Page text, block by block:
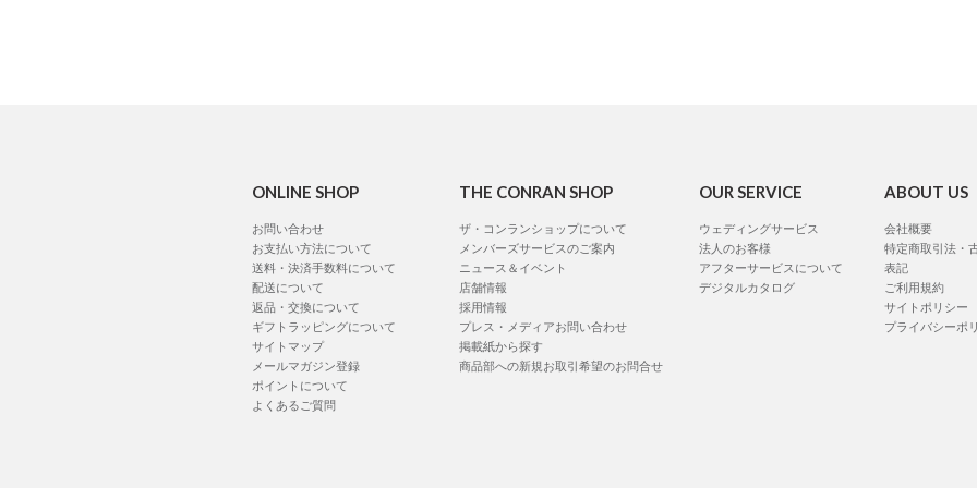
ONLINE SHOP
お問い合わせ
お支払い方法について
送料・決済手数料について
配送について
返品・交換について
ギフトラッピングについて
サイトマップ
メールマガジン登録
ポイントについて
よくあるご質問
THE CONRAN SHOP
ザ・コンランショップについて
メンバーズサービスのご案内
ニュース＆イベント
店舗情報
採用情報
プレス・メディアお問い合わせ
掲載紙から探す
商品部への新規お取引希望のお問合せ
OUR SERVICE
ウェディングサービス
法人のお客様
アフターサービスについて
デジタルカタログ
ABOUT US
会社概要
特定商取引法・
表記
ご利用規約
サイトポリシー
プライバシーポ